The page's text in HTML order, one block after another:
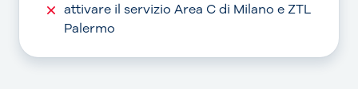
attivare il servizio Area C di Milano e ZTL
Palermo